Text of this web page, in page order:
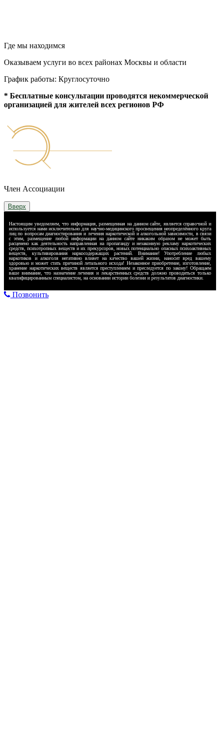
Где мы находимся
Оказываем услуги во всех районах Москвы и области
График работы: Круглосуточно
* Бесплатные консультации проводятся некоммерческой
организацией для жителей всех регионов РФ
Член Ассоциации
Вверх
Настоящим уведомляем, что информация, размещенная на данном сайте, является справочной и
используется нами исключительно для научно-медицинского просвещения неопределённого круга
лиц по вопросам диагностирования и лечения наркотической и алкогольной зависимости, в связи
с этим, размещение любой информации на данном сайте никаким образом не может быть
расценено как деятельность направленная на пропаганду и незаконную рекламу наркотических
средств, психотропных веществ и их прекурсоров, новых потенциально опасных психоактивных
веществ, культивирования наркосодержащих растений. Внимание! Употребление любых
наркотиков и алкоголя негативно влияет на качество вашей жизни, наносит вред вашему
здоровью и может стать причиной летального исхода! Незаконное приобретение, изготовление,
хранение наркотических веществ является преступлением и преследуется по закону! Обращаем
ваше внимание, что назначение лечения и лекарственных средств должно проводиться только
квалифицированным специалистом, на основании истории болезни и результатов диагностики.
Позвонить